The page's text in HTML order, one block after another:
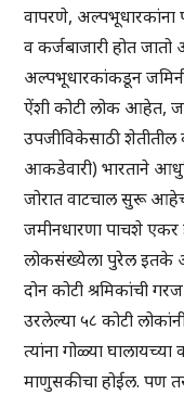
वापरणे, अल्पभूधारकांना
व कर्जबाजारी होत
अल्पभूधारकांकडून जमिनी
ऐंशी कोटी लोक आहेत,
उपजीविकेसाठी
आकडेवारी) भारताने
जोरात वाटचाल सुरू
जमीनधारणा पाचशे
लोकसंख्येला पुरेल इतके
दोन कोटी श्रमिकांची
उरलेल्या ५८ कोटी
त्यांना गोळ्या
माणुसकीचा होईल. पण तसे